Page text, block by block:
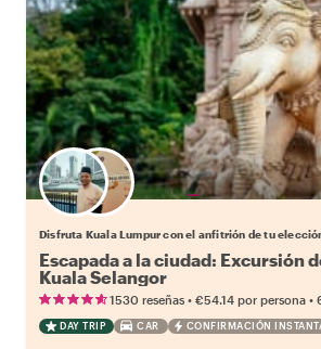
Elige tu local favorito
Disfruta Kuala Lumpur con el anfitrión de tu
Escapada a la ciudad: Excursión
Kuala Selangor
1530 reseñas • €54.14 por persona •
DAY TRIP CAR CONFIRMACIÓN